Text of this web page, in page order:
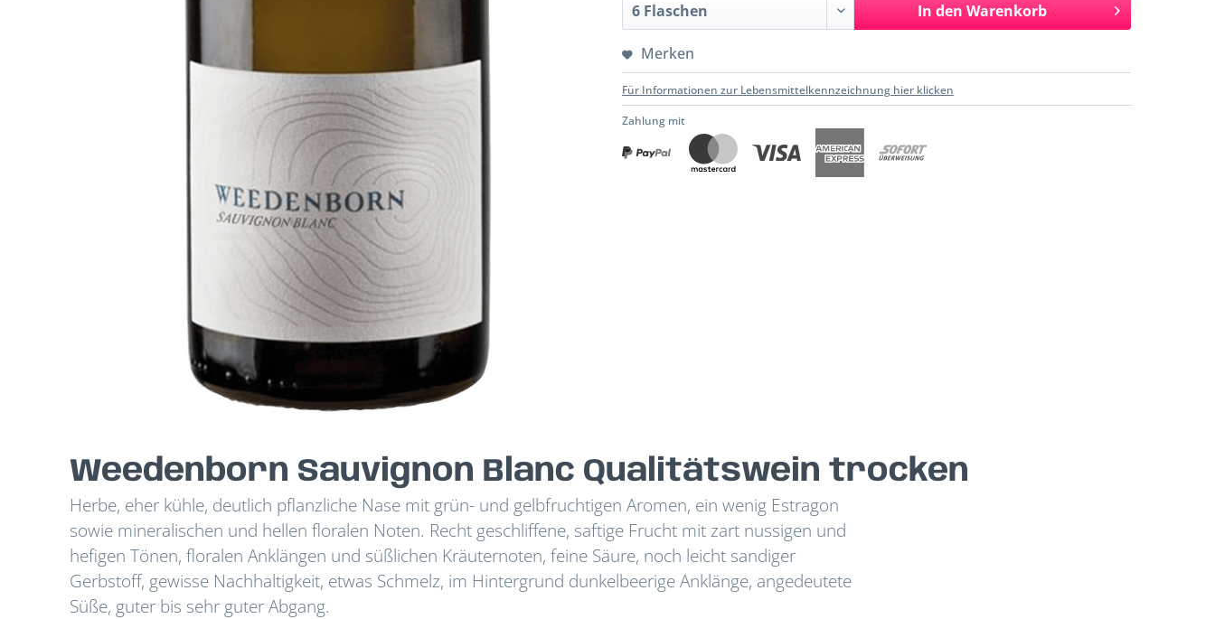
In den Warenkorb
Merken
Für Informationen zur Lebensmittelkennzeichnung hier klicken
Zahlung mit
Weedenborn Sauvignon Blanc Qualitätswein trocken
Herbe, eher kühle, deutlich pflanzliche Nase mit grün- und gelbfruchtigen Aromen, ein wenig Estragon
sowie mineralischen und hellen floralen Noten. Recht geschliffene, saftige Frucht mit zart nussigen und
hefigen Tönen, floralen Anklängen und süßlichen Kräuternoten, feine Säure, noch leicht sandiger
Gerbstoff, gewisse Nachhaltigkeit, etwas Schmelz, im Hintergrund dunkelbeerige Anklänge, angedeutete
Süße, guter bis sehr guter Abgang.